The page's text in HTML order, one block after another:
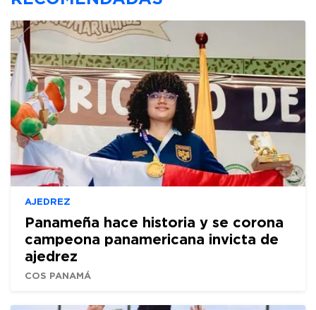
AJEDREZ
Panameña hace historia y se corona
campeona panamericana invicta de
ajedrez
COS PANAMÁ